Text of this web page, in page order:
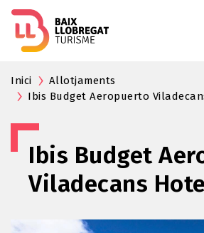
Inici
Allotjaments
Ibis Budget Aeropuerto
Ibis Budget
Viladecans